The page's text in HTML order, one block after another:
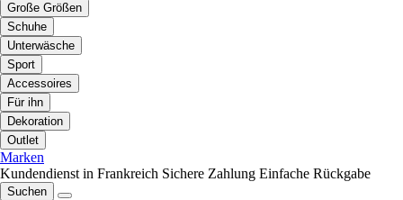
Große Größen
Schuhe
Unterwäsche
Sport
Accessoires
Für ihn
Dekoration
Outlet
Marken
Kundendienst in Frankreich Sichere Zahlung Einfache Rückgabe
Suchen